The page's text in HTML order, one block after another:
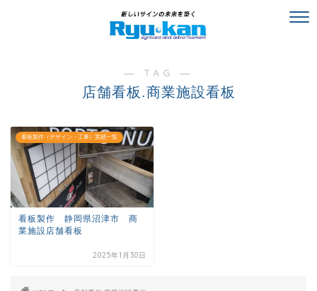
― TAG ―
店舗看板.商業施設看板
看板製作（デザイン・工事）実績一覧
看板製作 静岡県沼津市 商
業施設店舗看板
2025年1月30日